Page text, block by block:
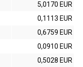
5,0170 EUR
0,1113 EUR
0,6759 EUR
0,0910 EUR
0,5028 EUR